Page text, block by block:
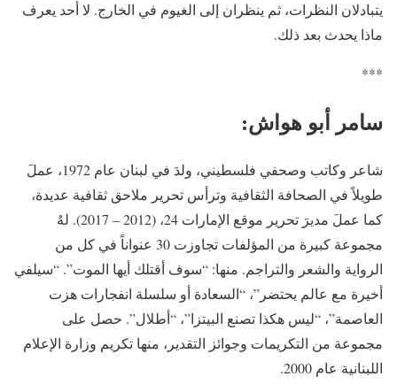
يتبادلان النظرات، ثم ينظران إلى الغيوم في الخارج. لا أحد يعرف
ماذا يحدث بعد ذلك.
***
سامر أبو هواش:
شاعر وكاتب وصحفي فلسطيني، ولدَ في لبنان عام 1972، عملَ
طويلاً في الصحافة الثقافية وترأس تحرير ملاحق ثقافية عديدة،
كما عملَ مديرَ تحرير موقع الإمارات 24، (2012 – 2017). لهُ
مجموعة كبيرة من المؤلفات تجاوزت 30 عنواناً في كل من
الرواية والشعر والتراجم. منها: “سوف أقتلك أيها الموت”. “سيلفي
أخيرة مع عالم يحتضر”، “السعادة أو سلسلة انفجارات هزت
العاصمة”، “ليس هكذا تصنع البيتزا”، “أطلال”. حصل على
مجموعة من التكريمات وجوائز التقدير، منها تكريم وزارة الإعلام
اللبنانية عام 2000.